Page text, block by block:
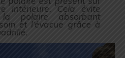
intérieure. Cela évite
polaire absorbant
et l’évacue grâce à